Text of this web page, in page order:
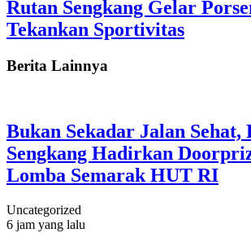
Rutan Sengkang Gelar
Tekankan Sportivitas
Berita Lainnya
Bukan Sekadar Jalan Sehat,
Sengkang Hadirkan
Lomba Semarak HUT RI
Uncategorized
6 jam yang lalu